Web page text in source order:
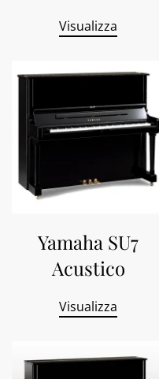
Visualizza
Yamaha SU7
Acustico
Visualizza